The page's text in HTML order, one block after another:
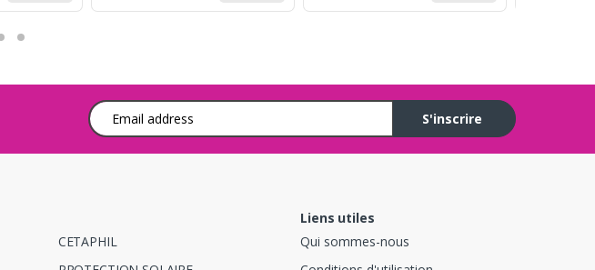
Adresse e-mail
S'inscrire
CETAPHIL
Liens utiles
Qui sommes-nous